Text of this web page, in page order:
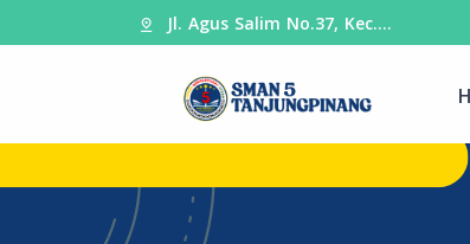
Jl. Agus Salim No.37, Kec.…